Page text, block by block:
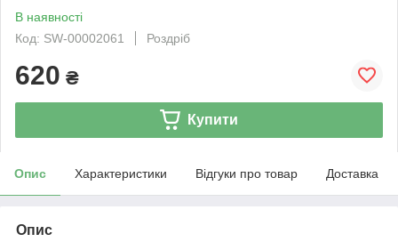
В наявності
Код: SW-00002061
Роздріб
620 ₴
Купити
Опис Характеристики Відгуки про товар Доставка
Опис